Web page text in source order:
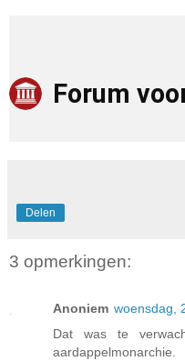
Forum
Delen
3 opmerkingen:
Anoniem woensdag,
Dat was te
aardappelmonarchie.